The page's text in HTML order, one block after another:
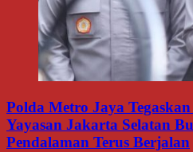
Polda Metro Jaya
Yayasan Jakarta Selatan
Pendalaman Terus Berjalan